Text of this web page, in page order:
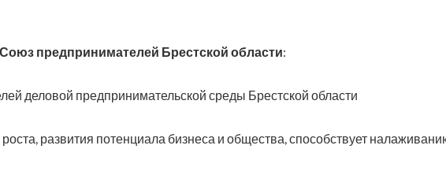
предпринимателей Брестской области:
деловой предпринимательской среды Брестской области
развития потенциала бизнеса и общества, способствует